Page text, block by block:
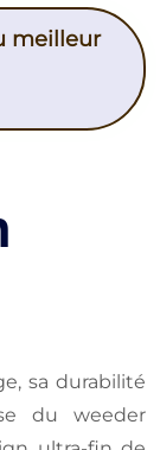
meilleur
sa durabilité
du weeder